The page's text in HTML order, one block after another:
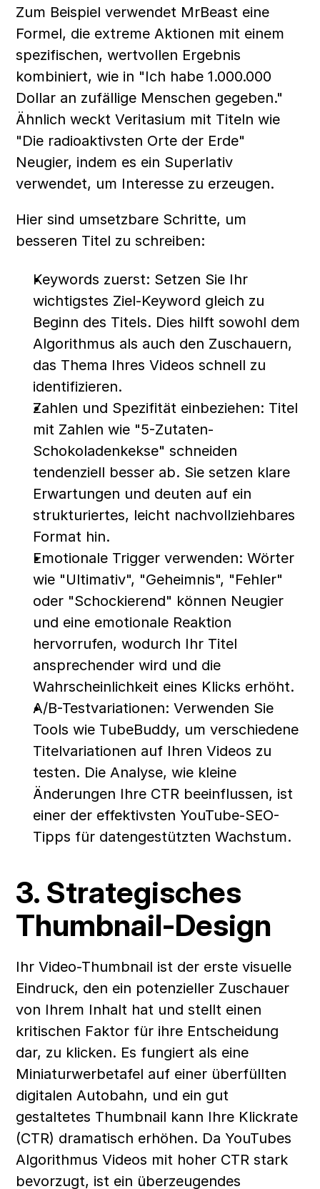
Zum Beispiel verwendet MrBeast eine
Formel, die extreme Aktionen mit einem
spezifischen, wertvollen Ergebnis
kombiniert, wie in "Ich habe 1.000.000
Dollar an zufällige Menschen gegeben."
Ähnlich weckt Veritasium mit Titeln wie
"Die radioaktivsten Orte der Erde"
Neugier, indem es ein Superlativ
verwendet, um Interesse zu erzeugen.
Hier sind umsetzbare Schritte, um
besseren Titel zu schreiben:
Keywords zuerst: Setzen Sie Ihr
wichtigstes Ziel-Keyword gleich zu
Beginn des Titels. Dies hilft sowohl dem
Algorithmus als auch den Zuschauern,
das Thema Ihres Videos schnell zu
identifizieren.
Zahlen und Spezifität einbeziehen: Titel
mit Zahlen wie "5-Zutaten-
Schokoladenkekse" schneiden
tendenziell besser ab. Sie setzen klare
Erwartungen und deuten auf ein
strukturiertes, leicht nachvollziehbares
Format hin.
Emotionale Trigger verwenden: Wörter
wie "Ultimativ", "Geheimnis", "Fehler"
oder "Schockierend" können Neugier
und eine emotionale Reaktion
hervorrufen, wodurch Ihr Titel
ansprechender wird und die
Wahrscheinlichkeit eines Klicks erhöht.
A/B-Testvariationen: Verwenden Sie
Tools wie TubeBuddy, um verschiedene
Titelvariationen auf Ihren Videos zu
testen. Die Analyse, wie kleine
Änderungen Ihre CTR beeinflussen, ist
einer der effektivsten YouTube-SEO-
Tipps für datengestützten Wachstum.
3. Strategisches
Thumbnail-Design
Ihr Video-Thumbnail ist der erste visuelle
Eindruck, den ein potenzieller Zuschauer
von Ihrem Inhalt hat und stellt einen
kritischen Faktor für ihre Entscheidung
dar, zu klicken. Es fungiert als eine
Miniaturwerbetafel auf einer überfüllten
digitalen Autobahn, und ein gut
gestaltetes Thumbnail kann Ihre Klickrate
(CTR) dramatisch erhöhen. Da YouTubes
Algorithmus Videos mit hoher CTR stark
bevorzugt, ist ein überzeugendes